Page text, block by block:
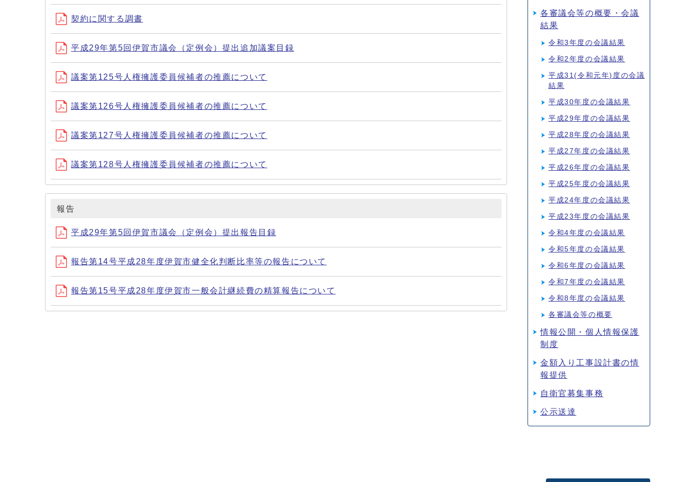
契約に関する調書
平成29年第5回伊賀市議会（定例会）提出追加議案目録
議案第125号人権擁護委員候補者の推薦について
議案第126号人権擁護委員候補者の推薦について
議案第127号人権擁護委員候補者の推薦について
議案第128号人権擁護委員候補者の推薦について
報告
平成29年第5回伊賀市議会（定例会）提出報告目録
報告第14号平成28年度伊賀市健全化判断比率等の報告について
報告第15号平成28年度伊賀市一般会計継続費の精算報告について
各審議会等の概要・会議
結果
令和3年度の会議結果
令和2年度の会議結果
平成31(令和元年)度の会議
結果
平成30年度の会議結果
平成29年度の会議結果
平成28年度の会議結果
平成27年度の会議結果
平成26年度の会議結果
平成25年度の会議結果
平成24年度の会議結果
平成23年度の会議結果
令和4年度の会議結果
令和5年度の会議結果
令和6年度の会議結果
令和7年度の会議結果
令和8年度の会議結果
各審議会等の概要
情報公開・個人情報保護
制度
金額入り工事設計書の情
報提供
自衛官募集事務
公示送達